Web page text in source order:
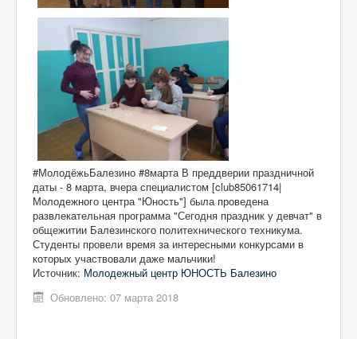
#МолодёжьБалезино #8марта В преддверии праздничной
даты - 8 марта, вчера специалистом [club85061714|
Молодежного центра "Юность"] была проведена
развлекательная программа "Сегодня праздник у девчат" в
общежитии Балезинского политехнического техникума.
Студенты провели время за интересными конкурсами в
которых участвовали даже мальчики!
Источник: Молодежный центр ЮНОСТЬ Балезино
Обновлено: 07 марта 2018